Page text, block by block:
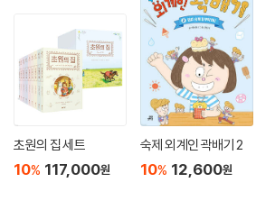
초원의 집 세트
10% 117,000원
숙제 외계인 곽배기 2
10% 12,600원